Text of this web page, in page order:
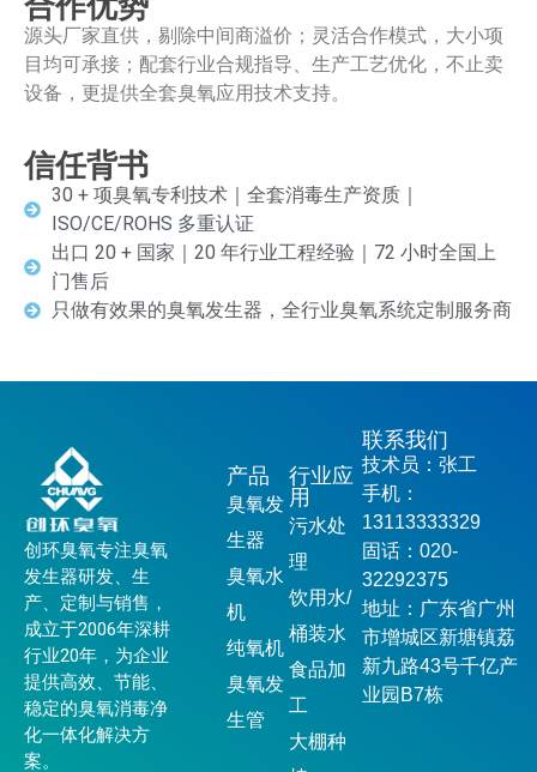
源头厂家直供，剔除中间商溢价；灵活合作模式，大小项
目均可承接；配套行业合规指导、生产工艺优化，不止卖
设备，更提供全套臭氧应用技术支持。
信任背书
30 + 项臭氧专利技术｜全套消毒生产资质｜
ISO/CE/ROHS 多重认证
出口 20 + 国家｜20 年行业工程经验｜72 小时全国上
门售后
只做有效果的臭氧发生器，全行业臭氧系统定制服务商
创环臭氧专注臭氧
发生器研发、生
产、定制与销售，
成立于2006年深耕
行业20年，为企业
提供高效、节能、
稳定的臭氧消毒净
化一体化解决方
案。
产品
臭氧发
生器
臭氧水
机
纯氧机
臭氧发
生管
行业应
用
污水处
理
饮用水/
桶装水
食品加
工
大棚种
联系我们
技术员：张工
手机：
13113333329
固话：020-
32292375
地址：广东省广州
市增城区新塘镇荔
新九路43号千亿产
业园B7栋